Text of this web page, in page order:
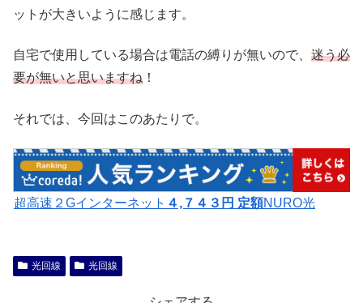
ットが大きいように感じます。
自宅で使用している場合は電話の縛りが無いので、 迷う必
要が無いと思いますね ！
それでは、今回はこのあたりで。
超高速２Gインターネット ４,７４３円 定額NURO光
光回線 光回線